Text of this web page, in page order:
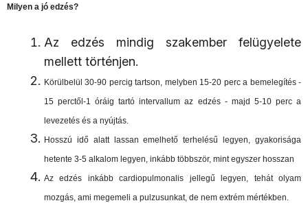
Milyen a jó edzés?
Az edzés mindig szakember felügyelete
mellett történjen.
Körülbelül 30-90 percig tartson, melyben 15-20 perc a bemelegítés -
15 perctől-1 óráig tartó intervallum az edzés - majd 5-10 perc a
levezetés és a nyújtás.
Hosszú idő alatt lassan emelhető terhelésű legyen, gyakorisága
hetente 3-5 alkalom legyen, inkább többször, mint egyszer hosszan
Az edzés inkább cardiopulmonalis jellegű legyen, tehát olyam
mozgás, ami megemeli a pulzusunkat, de nem extrém mértékben.